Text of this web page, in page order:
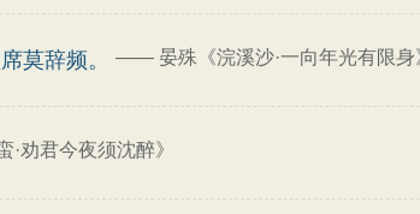
莫辞频。 —— 晏殊《浣溪沙·一向年光有限身
·劝君今夜须沈醉》